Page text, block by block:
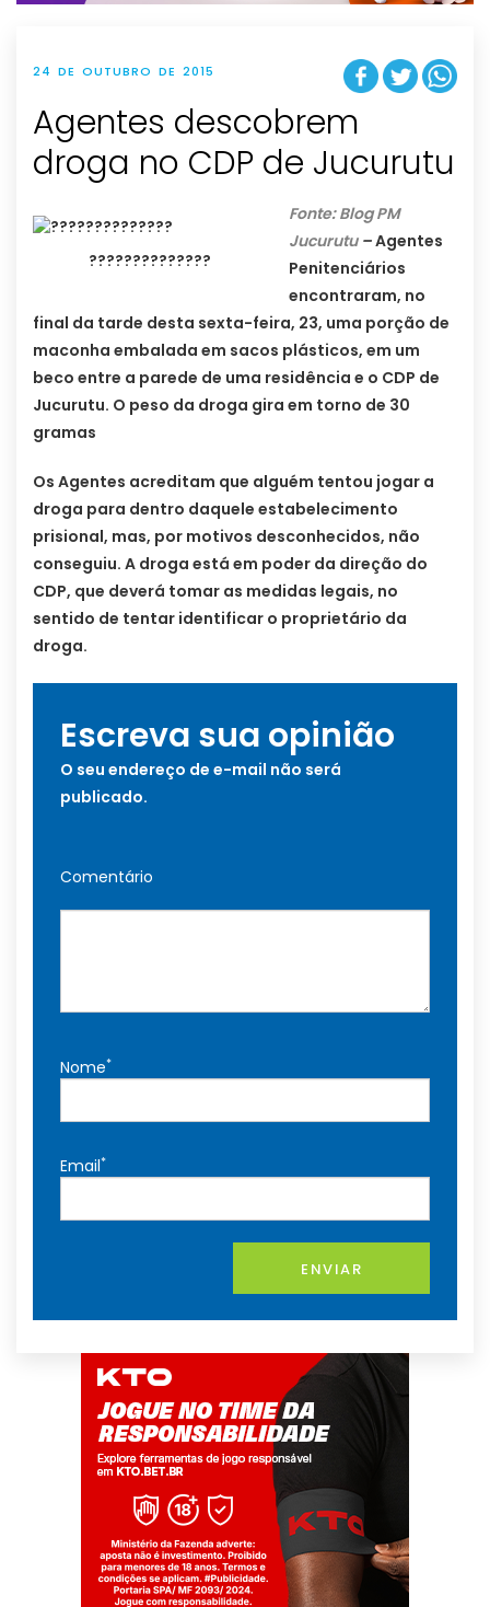
24 DE OUTUBRO DE 2015
Agentes descobrem
droga no CDP de Jucurutu
??????????????
Fonte: Blog PM
Jucurutu–Agentes
Penitenciários
encontraram, no
final da tarde desta sexta-feira, 23, uma porção de
maconha embalada em sacos plásticos, em um
beco entre a parede de uma residência e o CDP de
Jucurutu. O peso da droga gira em torno de 30
gramas
Os Agentes acreditam que alguém tentou jogar a
droga para dentro daquele estabelecimento
prisional, mas, por motivos desconhecidos, não
conseguiu. A droga está em poder da direção do
CDP, que deverá tomar as medidas legais, no
sentido de tentar identificar o proprietário da
droga.
Escreva sua opinião
O seu endereço de e-mail não será
publicado.
Comentário
Nome*
Email*
ENVIAR